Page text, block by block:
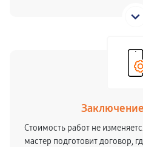
Стоимость работ не
мастер подготовит договор,